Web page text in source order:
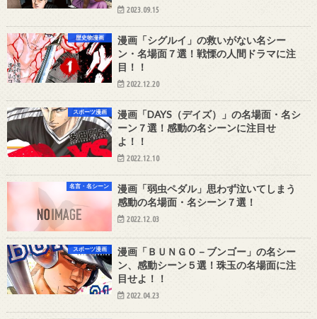
2023.09.15
歴史物漫画
漫画「シグルイ」の救いがない名シー
ン・名場面７選！戦慄の人間ドラマに注
目！！
2022.12.20
スポーツ漫画
漫画「DAYS（デイズ）」の名場面・名シ
ーン７選！感動の名シーンに注目せ
よ！！
2022.12.10
名言・名シーン
漫画「弱虫ペダル」思わず泣いてしまう
感動の名場面・名シーン７選！
2022.12.03
スポーツ漫画
漫画「ＢＵＮＧＯ－ブンゴー」の名シー
ン、感動シーン５選！珠玉の名場面に注
目せよ！！
2022.04.23